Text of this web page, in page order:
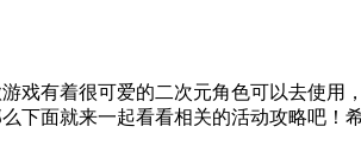
戏有着很可爱的二次元角色可以去使用
下面就来一起看看相关的活动攻略吧！